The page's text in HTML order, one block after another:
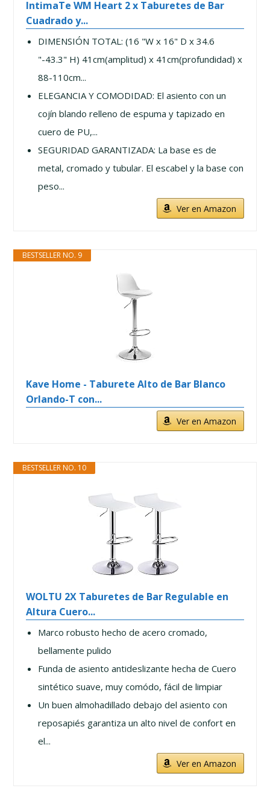
IntimaTe WM Heart 2 x Taburetes de Bar
Cuadrado y...
DIMENSIÓN TOTAL: (16 "W x 16" D x 34.6
"-43.3" H) 41cm(amplitud) x 41cm(profundidad) x
88-110cm...
ELEGANCIA Y COMODIDAD: El asiento con un
cojín blando relleno de espuma y tapizado en
cuero de PU,...
SEGURIDAD GARANTIZADA: La base es de
metal, cromado y tubular. El escabel y la base con
peso...
Ver en Amazon
BESTSELLER NO. 9
Kave Home - Taburete Alto de Bar Blanco
Orlando-T con...
Ver en Amazon
BESTSELLER NO. 10
WOLTU 2X Taburetes de Bar Regulable en
Altura Cuero...
Marco robusto hecho de acero cromado,
bellamente pulido
Funda de asiento antideslizante hecha de Cuero
sintético suave, muy comódo, fácil de limpiar
Un buen almohadillado debajo del asiento con
reposapiés garantiza un alto nivel de confort en
el...
Ver en Amazon